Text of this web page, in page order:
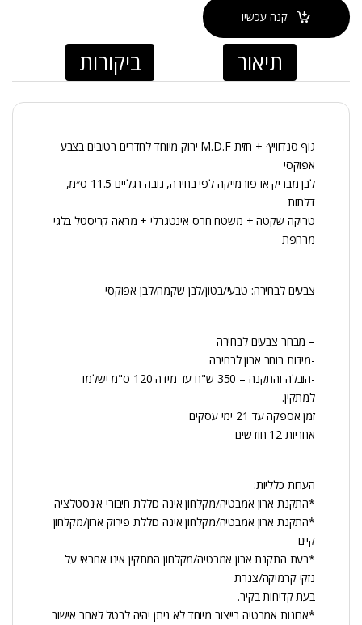
קנה עכשיו
תיאור ביקורות
גוף סנדוויץ׳ + חזית M.D.F ירוק מיוחד לחדרים רטובים בצבע
אפוקסי
לבן מבריק או פורמייקה לפי בחירה, גובה רגליים 11.5 ס״מ,
דלתות
טריקה שקטה + משטח חרס אינטגרלי + מראה קריסטל בלגי
מרחפת
צבעים לבחירה: טבעי/בטון/לבן שקמה/לבן אפוקסי
– מבחר צבעים לבחירה
-מידות רוחב ארון לבחירה
-הובלה והתקנה – 350 ש"ח עד מידה 120 ס"מ ישלמו
למתקין.
זמן אספקה עד 21 ימי עסקים
אחריות 12 חודשים
הערות כלליות:
*התקנת ארון אמבטיה/מקלחון אינה כוללת חיבורי אינסטלציה
*התקנת ארון אמבטיה/מקלחון אינה כוללת פירוק ארון/מקלחון
קיים
*בעת התקנת ארון אמבטיה/מקלחון המתקין אינו אחראי על
נזקי קרמיקה/צנרת
בעת קדיחות בקיר.
*ארונות אמבטיה בייצור מיוחד לא ניתן יהיה לבטל לאחר אישור